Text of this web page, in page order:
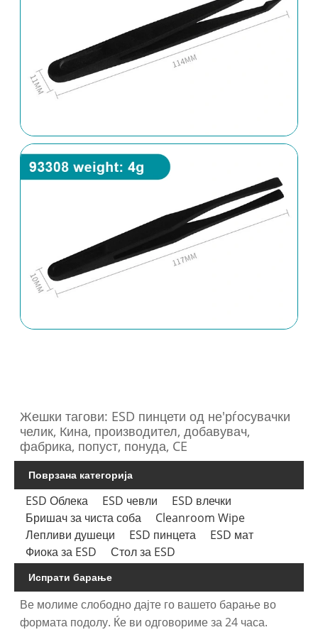
Жешки тагови: ESD пинцети од не'рѓосувачки
челик, Кина, производител, добавувач,
фабрика, попуст, понуда, CE
Поврзана категорија
ESD Облека ESD чевли
ESD влечки
Бришач за чиста соба
Cleanroom Wipe
Лепливи душеци
ESD пинцета
ESD мат
Фиока за ESD
Стол за ESD
Испрати барање
Ве молиме слободно дајте го вашето барање во
формата подолу. Ќе ви одговориме за 24 часа.